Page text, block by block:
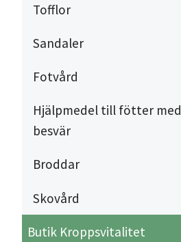
Tofflor
Sandaler
Fotvård
Hjälpmedel till fötter med
besvär
Broddar
Skovård
Butik Kroppsvitalitet